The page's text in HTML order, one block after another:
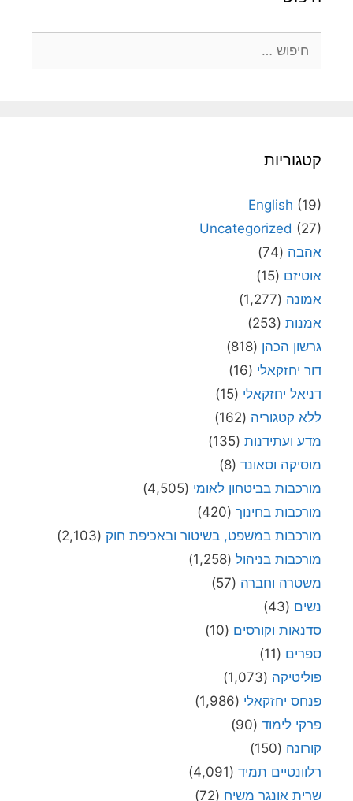
קטגוריות
English (19)
Uncategorized (27)
אהבה (74)
אוטיזם (15)
אמונה (1,277)
אמנות (253)
גרשון הכהן (818)
דור יחזקאלי (16)
דניאל יחזקאלי (15)
ללא קטגוריה (162)
מדע ועתידנות (135)
מוסיקה וסאונד (8)
מורכבות בביטחון לאומי (4,505)
מורכבות בחינוך (420)
מורכבות במשפט, בשיטור ובאכיפת חוק (2,103)
מורכבות בניהול (1,258)
משטרה וחברה (57)
נשים (43)
סדנאות וקורסים (10)
ספרים (11)
פוליטיקה (1,073)
פנחס יחזקאלי (1,986)
פרקי לימוד (90)
קורונה (150)
רלוונטיים תמיד (4,091)
שרית אונגר משיח (72)